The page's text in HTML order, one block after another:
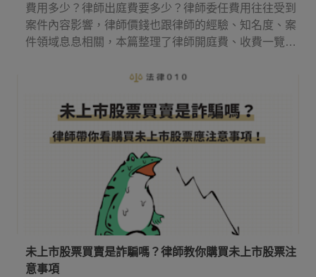
費用多少？律師出庭費要多少？律師委任費用往往受到
案件內容影響，律師價錢也跟律師的經驗、知名度、案
件領域息息相關，本篇整理了律師開庭費、收費一覽表
未上市股票買賣是詐騙嗎？律師教你購買未上市股票注
意事項